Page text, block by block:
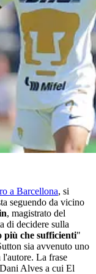
a Barcellona, si
seguendo da vicino
, magistrato del
di decidere sulla
più che sufficienti"
sia avvenuto uno
l'autore. La frase
Alves a cui El